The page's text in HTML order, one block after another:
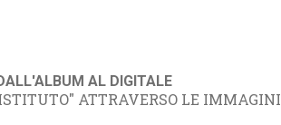
AL DIGITALE
ATTRAVERSO LE IMMAGINI